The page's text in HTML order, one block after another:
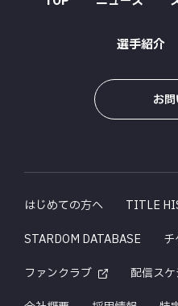
選手紹介
お
はじめての方へ
TITLE
STARDOM DATABASE
チ
ファンクラブ
配信ス